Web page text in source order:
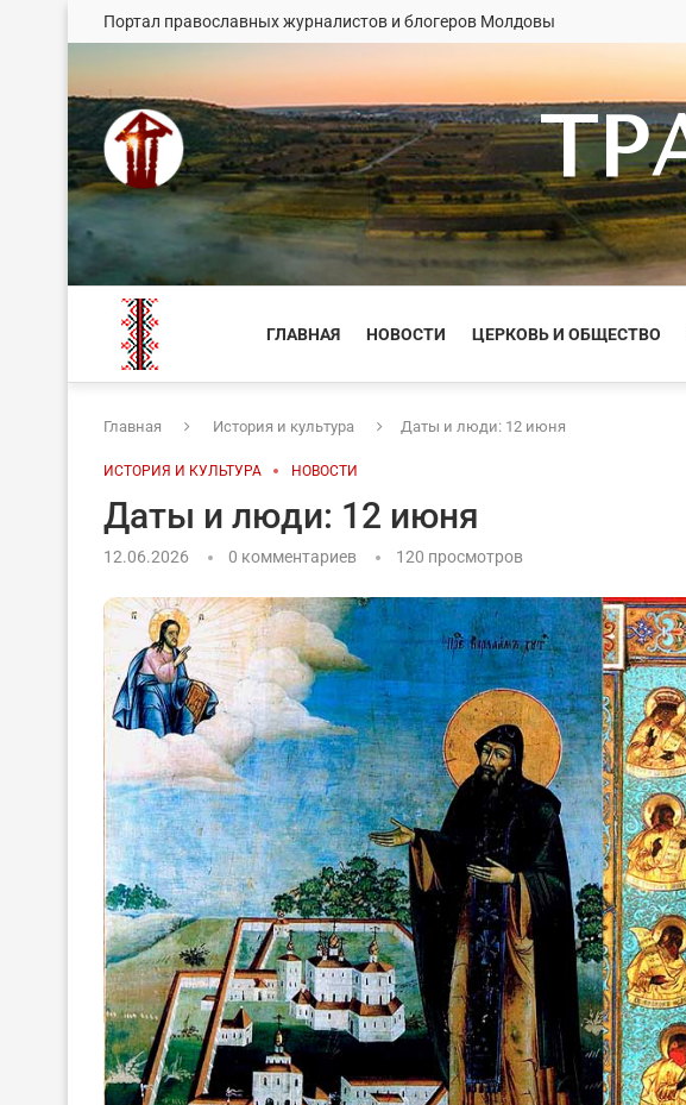
Портал православных журналистов и блогеров Молдовы
ГЛАВНАЯ НОВОСТИ ЦЕРКОВЬ И ОБЩЕСТВО
Главная История и культура Даты и люди: 12 июня
ИСТОРИЯ И КУЛЬТУРА НОВОСТИ
Даты и люди: 12 июня
12.06.2026 0 комментариев 120 просмотров